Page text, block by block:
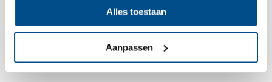
Alles toestaan
Aanpassen
nieuwkomer in de showroom: de Hyundai IONIQ 3.
Deze volledig elektrische Hyundai hatchback werd
eind april 2026 voorgesteld in...